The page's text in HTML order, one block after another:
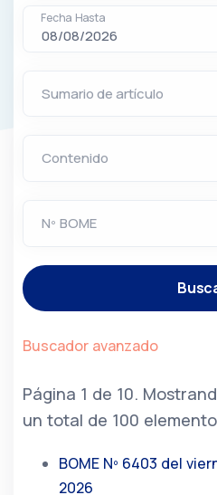
Fecha Hasta
Contenido
Nº BOME
Buscador avanzado
Página 1 de 10.
un total de 100
BOME Nº 6403 del
2026